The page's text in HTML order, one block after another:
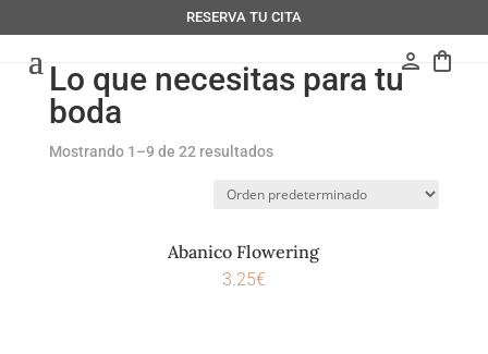
RESERVA TU CITA
person shopping_bag
Lo que necesitas para tu
boda
Mostrando 1–9 de 22 resultados
Abanico Flowering
3.25€